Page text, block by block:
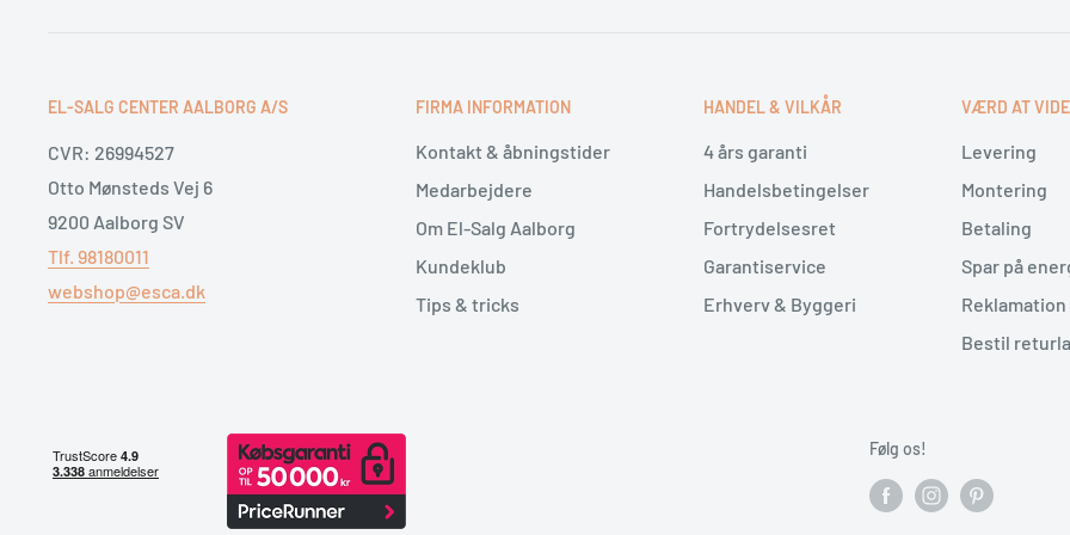
bidrager til en mere effektiv samlet proces. Samtidig giver
mulighed for at tilpasse vaskeprogrammet efter din tidsplan og tøjets
snavsniveau, så du får mere kontrol over vaskedagen.
Electrolux EW2W3068E4 er derfor et oplagt valg til dig, der ønsker en moderne
og opfriskning af tøj.
EL-SALG CENTER AALBORG A/S
CVR: 26994527
Otto Mønsteds Vej 6
9200 Aalborg SV
Tlf. 98180011
webshop@esca.dk
FIRMA INFORMATION
Kontakt & åbningstider
Medarbejdere
Om El-Salg Aalborg
Kundeklub
Tips & tricks
HANDEL & VILKÅR
4 års garanti
Handelsbetingelser
Fortrydelsesret
Garantiservice
Erhverv & Byggeri
VÆRD AT VIDE
Levering
Montering
Betaling
Spar på
Bestil
Følg os!